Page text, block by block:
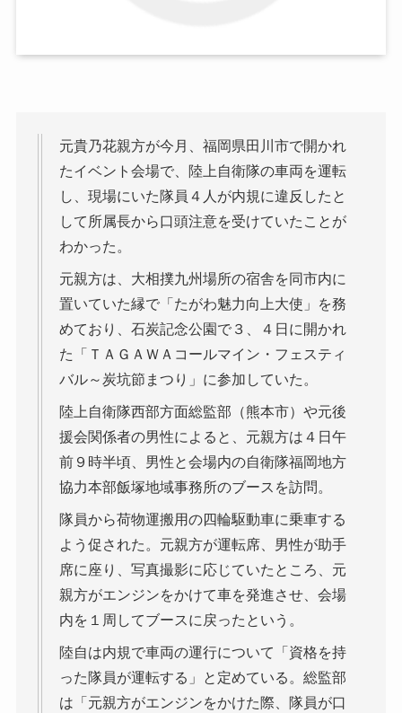
元貴乃花親方が今月、福岡県田川市で開かれ
たイベント会場で、陸上自衛隊の車両を運転
し、現場にいた隊員４人が内規に違反したと
して所属長から口頭注意を受けていたことが
わかった。
元親方は、大相撲九州場所の宿舎を同市内に
置いていた縁で「たがわ魅力向上大使」を務
めており、石炭記念公園で３、４日に開かれ
た「ＴＡＧＡＷＡコールマイン・フェスティ
バル～炭坑節まつり」に参加していた。
陸上自衛隊西部方面総監部（熊本市）や元後
援会関係者の男性によると、元親方は４日午
前９時半頃、男性と会場内の自衛隊福岡地方
協力本部飯塚地域事務所のブースを訪問。
隊員から荷物運搬用の四輪駆動車に乗車する
よう促された。元親方が運転席、男性が助手
席に座り、写真撮影に応じていたところ、元
親方がエンジンをかけて車を発進させ、会場
内を１周してブースに戻ったという。
陸自は内規で車両の運行について「資格を持
った隊員が運転する」と定めている。総監部
は「元親方がエンジンをかけた際、隊員が口